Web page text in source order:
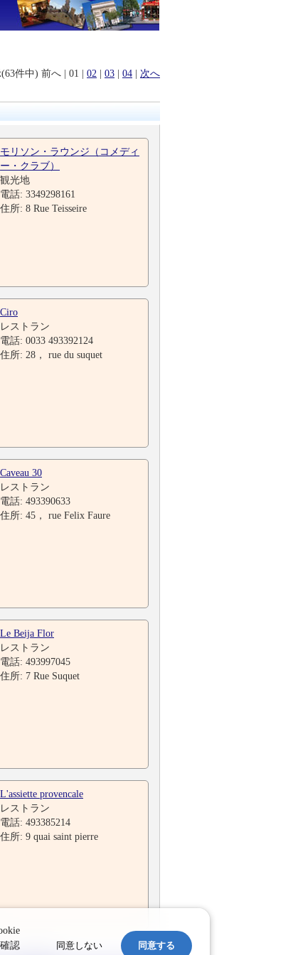
件中) 前へ | 01 | 02 | 03 | 04 | 次へ
モリソン・ラウンジ（コメディ
ー・クラブ）
観光地
電話: 3349298161
住所: 8 Rue Teisseire
Ciro
レストラン
電話: 0033 493392124
住所: 28， rue du suquet
Caveau 30
レストラン
電話: 493390633
住所: 45， rue Felix Faure
Le Beija Flor
レストラン
電話: 493997045
住所: 7 Rue Suquet
L'assiette provencale
レストラン
電話: 493385214
住所: 9 quai saint pierre
認 同意しない 同意する